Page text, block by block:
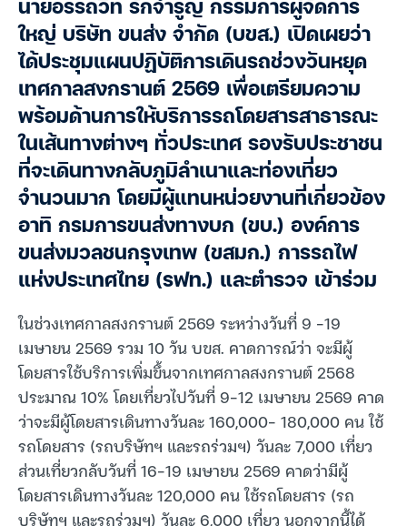
นายอรรถวิท รักจำรูญ กรรมการผู้จัดการ
ใหญ่ บริษัท ขนส่ง จำกัด (บขส.) เปิดเผยว่า
ได้ประชุมแผนปฏิบัติการเดินรถช่วงวันหยุด
เทศกาลสงกรานต์ 2569 เพื่อเตรียมความ
พร้อมด้านการให้บริการรถโดยสารสาธารณะ
ในเส้นทางต่างๆ ทั่วประเทศ รองรับประชาชน
ที่จะเดินทางกลับภูมิลำเนาและท่องเที่ยว
จำนวนมาก โดยมีผู้แทนหน่วยงานที่เกี่ยวข้อง
อาทิ กรมการขนส่งทางบก (ขบ.) องค์การ
ขนส่งมวลชนกรุงเทพ (ขสมก.) การรถไฟ
แห่งประเทศไทย (รฟท.) และตำรวจ เข้าร่วม
ในช่วงเทศกาลสงกรานต์ 2569 ระหว่างวันที่ 9 -19
เมษายน 2569 รวม 10 วัน บขส. คาดการณ์ว่า จะมีผู้
โดยสารใช้บริการเพิ่มขึ้นจากเทศกาลสงกรานต์ 2568
ประมาณ 10% โดยเที่ยวไปวันที่ 9-12 เมษายน 2569 คาด
ว่าจะมีผู้โดยสารเดินทางวันละ 160,000- 180,000 คน ใช้
รถโดยสาร (รถบริษัทฯ และรถร่วมฯ) วันละ 7,000 เที่ยว
ส่วนเที่ยวกลับวันที่ 16-19 เมษายน 2569 คาดว่ามีผู้
โดยสารเดินทางวันละ 120,000 คน ใช้รถโดยสาร (รถ
บริษัทฯ และรถร่วมฯ) วันละ 6,000 เที่ยว นอกจากนี้ได้